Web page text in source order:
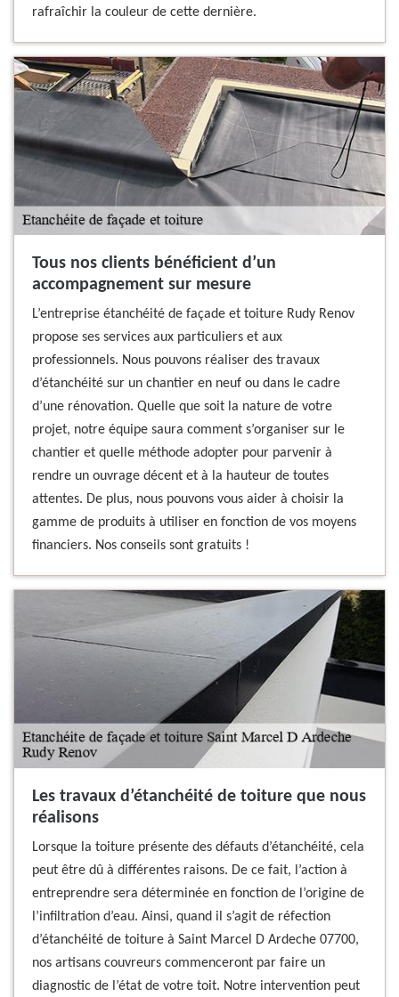
rafraîchir la couleur de cette dernière.
Tous nos clients bénéficient d’un
accompagnement sur mesure
L’entreprise étanchéité de façade et toiture Rudy Renov
propose ses services aux particuliers et aux
professionnels. Nous pouvons réaliser des travaux
d’étanchéité sur un chantier en neuf ou dans le cadre
d’une rénovation. Quelle que soit la nature de votre
projet, notre équipe saura comment s’organiser sur le
chantier et quelle méthode adopter pour parvenir à
rendre un ouvrage décent et à la hauteur de toutes
attentes. De plus, nous pouvons vous aider à choisir la
gamme de produits à utiliser en fonction de vos moyens
financiers. Nos conseils sont gratuits !
Les travaux d’étanchéité de toiture que nous
réalisons
Lorsque la toiture présente des défauts d’étanchéité, cela
peut être dû à différentes raisons. De ce fait, l’action à
entreprendre sera déterminée en fonction de l’origine de
l’infiltration d’eau. Ainsi, quand il s’agit de réfection
d’étanchéité de toiture à Saint Marcel D Ardeche 07700,
nos artisans couvreurs commenceront par faire un
diagnostic de l’état de votre toit. Notre intervention peut